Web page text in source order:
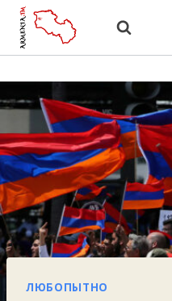
Перейти
ЛЮБОПЫТНО